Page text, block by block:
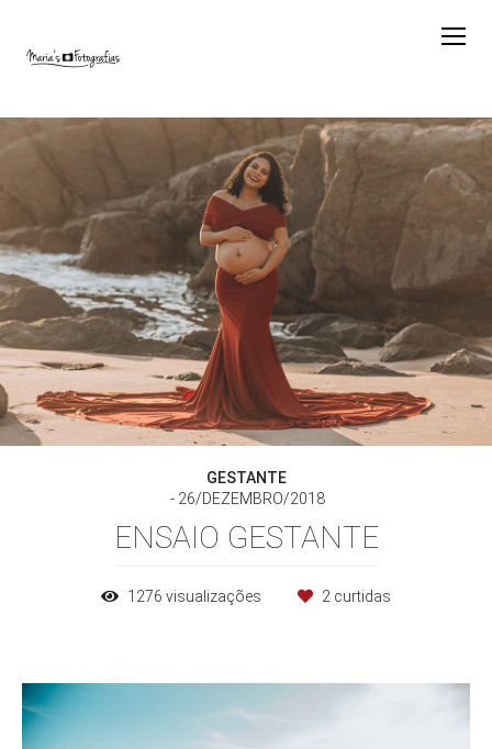
GESTANTE
26/DEZEMBRO/2018
ENSAIO GESTANTE
1276 visualizações 2 curtidas